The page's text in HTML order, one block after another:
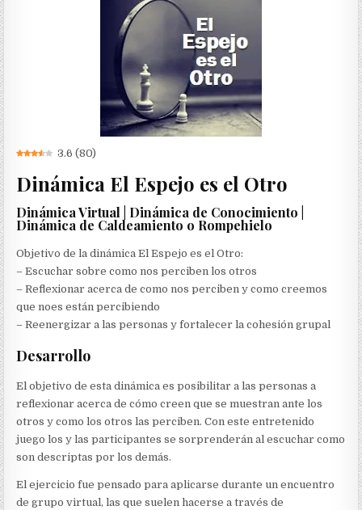
OTRO
3.6 (80)
Dinámica El Espejo es el Otro
Dinámica Virtual | Dinámica de Conocimiento |
Dinámica de Caldeamiento o Rompehielo
Objetivo de la dinámica El Espejo es el Otro:
– Escuchar sobre como nos perciben los otros
– Reflexionar acerca de como nos perciben y como creemos
que noes están percibiendo
– Reenergizar a las personas y fortalecer la cohesión grupal
Desarrollo
El objetivo de esta dinámica es posibilitar a las personas a
reflexionar acerca de cómo creen que se muestran ante los
otros y como los otros las perciben. Con este entretenido
juego los y las participantes se sorprenderán al escuchar como
son descriptas por los demás.
El ejercicio fue pensado para aplicarse durante un encuentro
de grupo virtual, las que suelen hacerse a través de